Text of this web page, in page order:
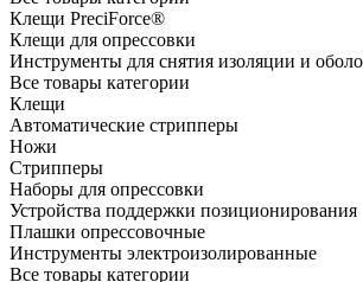
Клещи PreciForce®
Клещи для опрессовки
Инструменты для снятия изоляции и
Все товары категории
Клещи
Автоматические стрипперы
Ножи
Стрипперы
Наборы для опрессовки
Устройства поддержки позиционирования
Плашки опрессовочные
Инструменты электроизолированные
Все товары категории